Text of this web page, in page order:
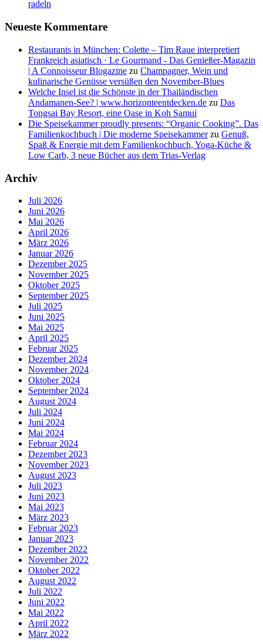
radeln
Neueste Kommentare
Restaurants in München: Colette – Tim Raue interpretiert
Frankreich asiatisch · Le Gourmand - Das Genießer-Magazin
| A Connoisseur Blogazine zu Champagner, Wein und
kulinarische Genüsse versüßen den November-Blues
Welche Insel ist die Schönste in der Thailändischen
Andamanen-See? | www.horizonteentdecken.de zu Das
Tongsai Bay Resort, eine Oase in Koh Samui
Die Speisekammer proudly presents: “Organic Cooking”. Das
Familienkochbuch | Die moderne Speisekammerzu Genuß,
Spaß & Energie mit dem Familienkochbuch, Yoga-Küche &
Low Carb, 3 neue Bücher aus dem Trias-Verlag
Archiv
Juli 2026
Juni 2026
Mai 2026
April 2026
März 2026
Januar 2026
Dezember 2025
November 2025
Oktober 2025
September 2025
Juli 2025
Juni 2025
Mai 2025
April 2025
Februar 2025
Dezember 2024
November 2024
Oktober 2024
September 2024
August 2024
Juli 2024
Juni 2024
Mai 2024
Februar 2024
Dezember 2023
November 2023
August 2023
Juli 2023
Juni 2023
Mai 2023
März 2023
Februar 2023
Januar 2023
Dezember 2022
November 2022
Oktober 2022
August 2022
Juli 2022
Juni 2022
Mai 2022
April 2022
März 2022